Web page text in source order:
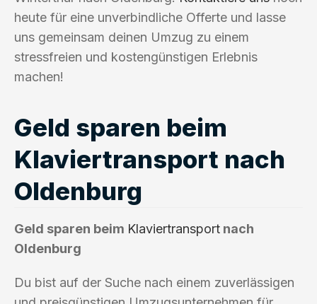
heute für eine unverbindliche Offerte und lasse
uns gemeinsam deinen Umzug zu einem
stressfreien und kostengünstigen Erlebnis
machen!
Geld sparen beim
Klaviertransport nach
Oldenburg
Geld sparen beim Klaviertransport nach
Oldenburg
Du bist auf der Suche nach einem zuverlässigen